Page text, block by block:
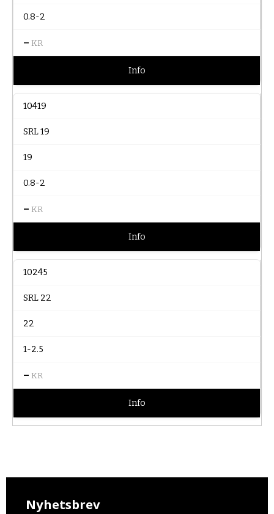
0.8-2
– KR
Info
10419
SRL 19
19
0.8-2
– KR
Info
10245
SRL 22
22
1-2.5
– KR
Info
Nyhetsbrev